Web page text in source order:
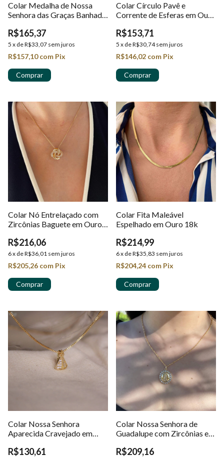
Colar Medalha de Nossa
Senhora das Graças Banhado
R$165,37
5 x deR$33,07 sem juros
R$157,10com Pix
Colar Círculo Pavê e
Corrente de Esferas em Ouro
R$153,71
5 x deR$30,74 sem juros
R$146,02 com Pix
Colar Nó Entrelaçado com
Zircônias Baguete em Ouro
R$216,06
6x deR$36,01 sem juros
R$205,26 com Pix
Colar Fita Maleável
Espelhado em Ouro 18k
R$214,99
6x deR$35,83 sem juros
R$204,24 com Pix
Colar Nossa Senhora
Aparecida Cravejado em
R$130,61
Colar Nossa Senhora de
Guadalupe com Zircônias em
R$209,16